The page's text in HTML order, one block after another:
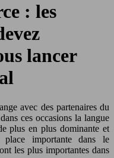
: les
lancer
avec des partenaires du
ces occasions la langue
plus en plus dominante et
importante dans le
les plus importantes dans